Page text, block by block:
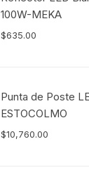
100W-MEKA
$635.00
Punta de Poste
ESTOCOLMO
$10,760.00